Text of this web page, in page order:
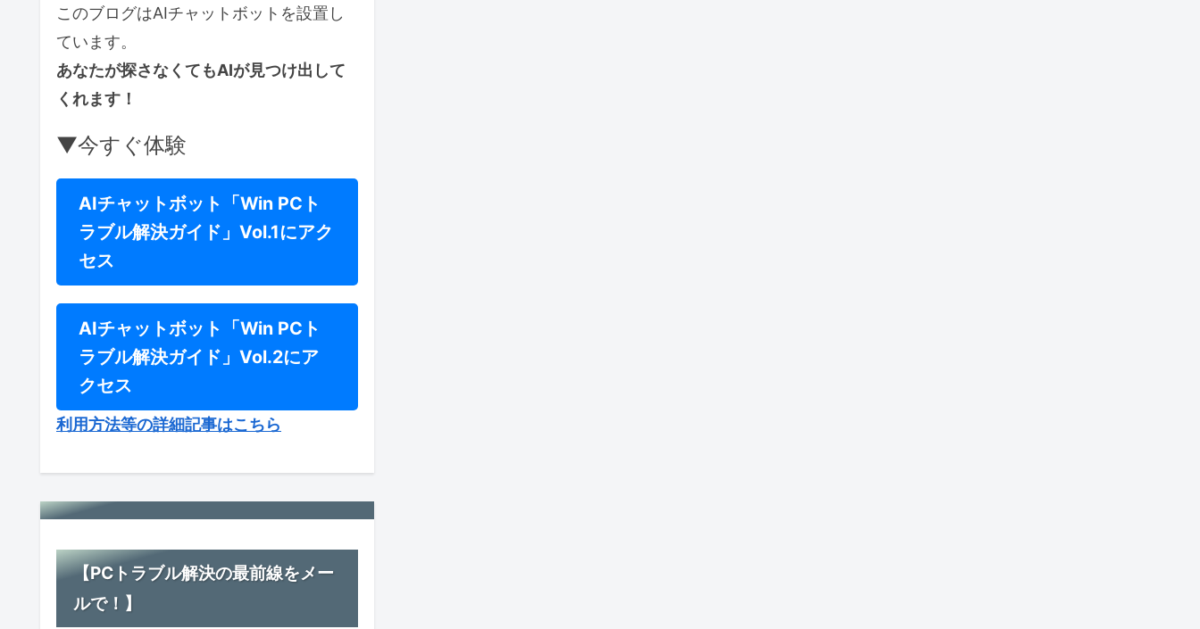
このブログはAIチャットボットを設置し
ています。
あなたが探さなくてもAIが見つけ出して
くれます！
▼今すぐ体験
AIチャットボット「Win PCト
ラブル解決ガイド」Vol.1にアク
セス
AIチャットボット「Win PCト
ラブル解決ガイド」Vol.2にア
クセス
利用方法等の詳細記事はこちら
【PCトラブル解決の最前線をメー
ルで！】